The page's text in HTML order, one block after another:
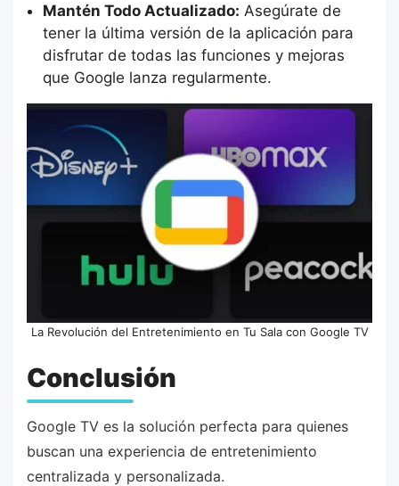
Mantén Todo Actualizado: Asegúrate de
tener la última versión de la aplicación para
disfrutar de todas las funciones y mejoras
que Google lanza regularmente.
La Revolución del Entretenimiento en Tu Sala con Google TV
Conclusión
Google TV es la solución perfecta para quienes
buscan una experiencia de entretenimiento
centralizada y personalizada.